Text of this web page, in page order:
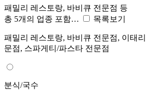
패밀리 레스토랑, 바비큐 전문점 등
총 5개의 업종 포함…
목록보기
패밀리 레스토랑, 바비큐 전문점, 이태
문점, 스파게티/파스타 전문점
분식/국수